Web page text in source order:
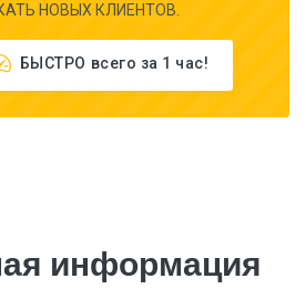
НОВЫХ КЛИЕНТОВ.
БЫСТРО всего за 1 час!
информация